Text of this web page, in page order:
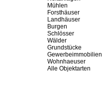
Mühlen
Forsthäuser
Landhäuser
Burgen
Schlösser
Wälder
Grundstücke
Gewerbeimmobilien
Wohnhaeuser
Alle Objektarten